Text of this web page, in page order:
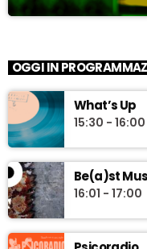
OGGI IN
What’s Up
15:30 - 16:00
Be(a)st
16:01 - 17:00